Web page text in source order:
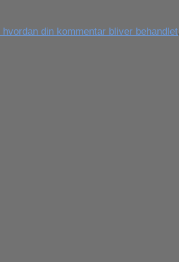
din kommentar bliver behandlet.